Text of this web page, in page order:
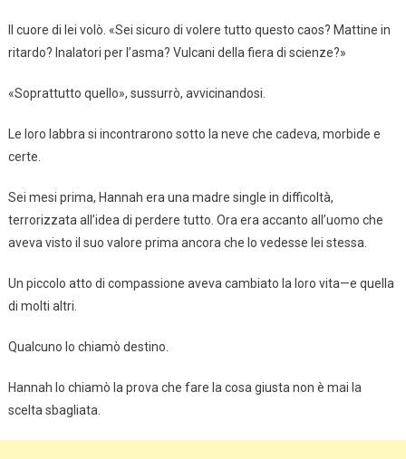
Il cuore di lei volò. «Sei sicuro di volere tutto questo caos? Mattine in
ritardo? Inalatori per l’asma? Vulcani della fiera di scienze?»
«Soprattutto quello», sussurrò, avvicinandosi.
Le loro labbra si incontrarono sotto la neve che cadeva, morbide e
certe.
Sei mesi prima, Hannah era una madre single in difficoltà,
terrorizzata all’idea di perdere tutto. Ora era accanto all’uomo che
aveva visto il suo valore prima ancora che lo vedesse lei stessa.
Un piccolo atto di compassione aveva cambiato la loro vita—e quella
di molti altri.
Qualcuno lo chiamò destino.
Hannah lo chiamò la prova che fare la cosa giusta non è mai la
scelta sbagliata.